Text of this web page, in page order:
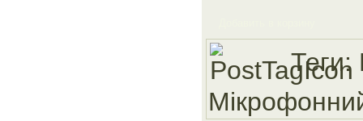
Теги: